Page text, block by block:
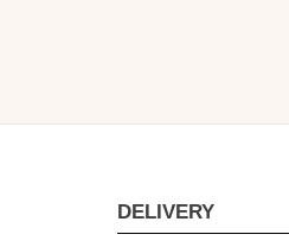
DELIVERY